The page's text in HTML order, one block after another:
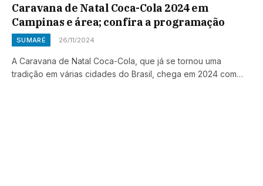
Caravana de Natal Coca-Cola 2024 em
Campinas e área; confira a programação
SUMARÉ 26/11/2024
A Caravana de Natal Coca-Cola, que já se tornou uma
tradição em várias cidades do Brasil, chega em 2024 com…